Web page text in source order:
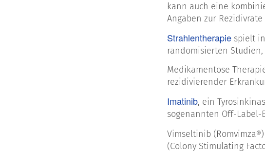
kann auch eine
Angaben zur
Strahlentherapie spielt
randomisierten
Medikamentöse
rezidivierender
Imatinib, ein
sogenannten Off-Label-
Vimseltinib (Romvimza®
(Colony Stimulating